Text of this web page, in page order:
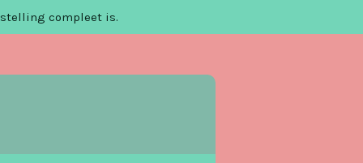
compleet is.